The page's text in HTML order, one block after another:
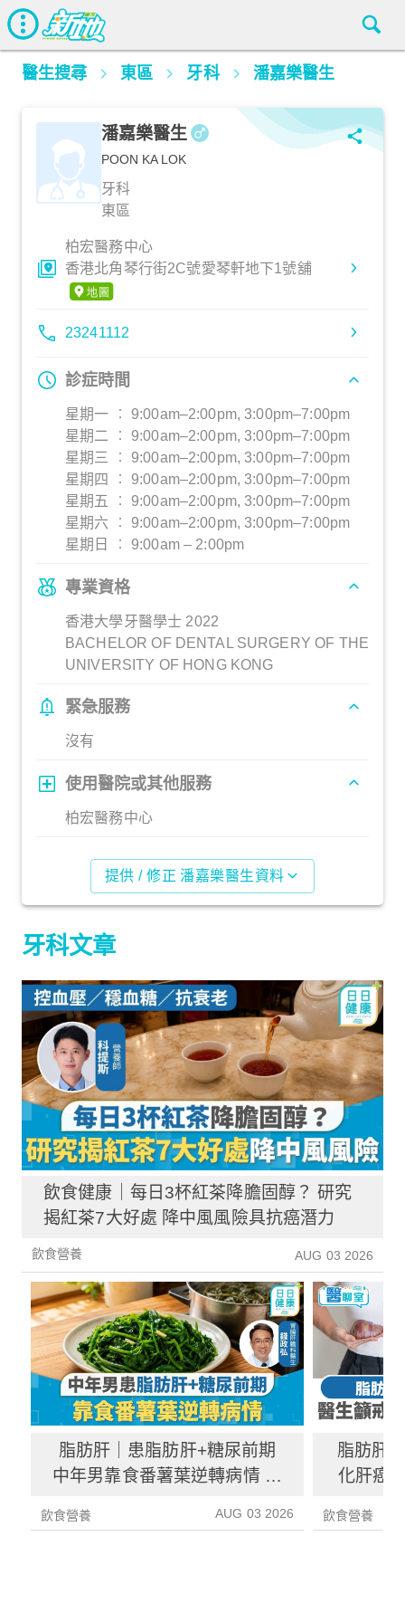
醫生搜尋 東區 牙科 潘嘉樂醫生
潘嘉樂醫生
POON KA LOK
牙科
東區
柏宏醫務中心
香港北角琴行街2C號愛琴軒地下1號舖
23241112
診症時間
星期一 ︰ 9:00am–2:00pm, 3:00pm–7:00pm
星期二 ︰ 9:00am–2:00pm, 3:00pm–7:00pm
星期三 ︰ 9:00am–2:00pm, 3:00pm–7:00pm
星期四 ︰ 9:00am–2:00pm, 3:00pm–7:00pm
星期五 ︰ 9:00am–2:00pm, 3:00pm–7:00pm
星期六 ︰ 9:00am–2:00pm, 3:00pm–7:00pm
星期日 ︰ 9:00am – 2:00pm
專業資格
香港大學牙醫學士 2022
BACHELOR OF DENTAL SURGERY OF THE
UNIVERSITY OF HONG KONG
緊急服務
沒有
使用醫院或其他服務
柏宏醫務中心
提供 / 修正 潘嘉樂醫生資料
牙科文章
飲食健康｜每日3杯紅茶降膽固醇？ 研究
揭紅茶7大好處 降中風風險具抗癌潛力
飲食營養 AUG 03 2026
脂肪肝｜患脂肪肝+糖尿前期
中年男靠食番薯葉逆轉病情 肝
飲食營養 AUG 03 2026
脂肪肝
化肝癌
飲食營養